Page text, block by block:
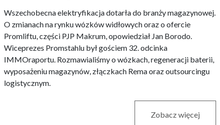
Wszechobecna elektryfikacja dotarła do branży magazynowej.
O zmianach na rynku wózków widłowych oraz o ofercie
Promliftu, części PJP Makrum, opowiedział Jan Borodo.
Wiceprezes Promstahlu był gościem 32. odcinka
IMMOraportu. Rozmawialiśmy o wózkach, regeneracji baterii,
wyposażeniu magazynów, złączkach Rema oraz outsourcingu
logistycznym.
Zobacz więcej